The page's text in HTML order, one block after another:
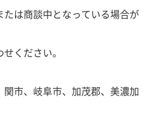
たは商談中となっている場合が
ください。
市、岐阜市、加茂郡、美濃加